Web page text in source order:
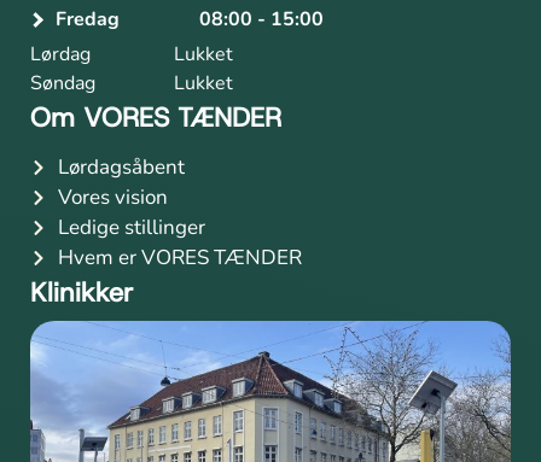
Fredag
08:00 - 15:00
Lørdag
Lukket
Søndag
Lukket
Om VORES TÆNDER
Lørdagsåbent
Vores vision
Ledige stillinger
Hvem er VORES TÆNDER
Klinikker